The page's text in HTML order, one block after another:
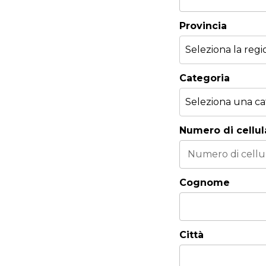
Provincia
Categoria
Numero di
Cognome
Città